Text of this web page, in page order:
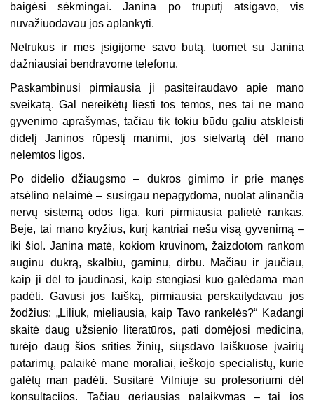
baigėsi sėkmingai. Janina po truputį atsigavo, vis
nuvažiuodavau jos aplankyti.
Netrukus ir mes įsigijome savo butą, tuomet su Janina
dažniausiai bendravome telefonu.
Paskambinusi pirmiausia ji pasiteiraudavo apie mano
sveikatą. Gal nereikėtų liesti tos temos, nes tai ne mano
gyvenimo aprašymas, tačiau tik tokiu būdu galiu atskleisti
didelį Janinos rūpestį manimi, jos sielvartą dėl mano
nelemtos ligos.
Po didelio džiaugsmo – dukros gimimo ir prie manęs
atsėlino nelaimė – susirgau nepagydoma, nuolat alinančia
nervų sistemą odos liga, kuri pirmiausia palietė rankas.
Beje, tai mano kryžius, kurį kantriai nešu visą gyvenimą –
iki šiol. Janina matė, kokiom kruvinom, žaizdotom rankom
auginu dukrą, skalbiu, gaminu, dirbu. Mačiau ir jaučiau,
kaip ji dėl to jaudinasi, kaip stengiasi kuo galėdama man
padėti. Gavusi jos laišką, pirmiausia perskaitydavau jos
žodžius: „Liliuk, mieliausia, kaip Tavo rankelės?“ Kadangi
skaitė daug užsienio literatūros, pati domėjosi medicina,
turėjo daug šios srities žinių, siųsdavo laiškuose įvairių
patarimų, palaikė mane moraliai, ieškojo specialistų, kurie
galėtų man padėti. Susitarė Vilniuje su profesoriumi dėl
konsultacijos. Tačiau geriausias palaikymas – tai jos